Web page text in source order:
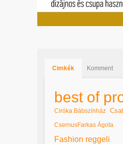
Cimkék Komment
best of
Ciróka Bábszínház
CsernusFarkas Ágota
Fashion reggeli